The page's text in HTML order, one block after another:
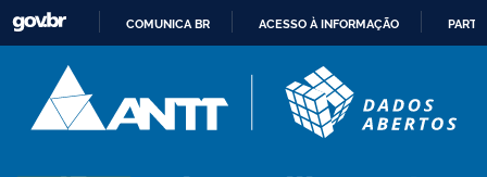
CONTEÚDO
COMUNICA BR ACESSO À INFORMAÇÃO